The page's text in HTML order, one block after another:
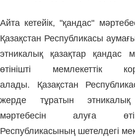
Айта кетейік, "қандас"
Қазақстан Республикасы
этникалық қазақтар қандас
өтінішті мемлекеттік
алады. Қазақстан
жерде тұратын
мәртебесін алуға
Республикасының шетелдегі